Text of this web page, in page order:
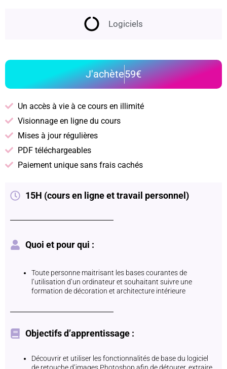
Logiciels
J'achète59€
Un accès à vie à ce cours en illimité
Visionnage en ligne du cours
Mises à jour régulières
PDF téléchargeables
Paiement unique sans frais cachés
15H (cours en ligne et travail personnel)
Quoi et pour qui :
Toute personne maitrisant les bases courantes de
l’utilisation d’un ordinateur et souhaitant suivre une
formation de décoration et architecture intérieure
Objectifs d’apprentissage :
Découvrir et utiliser les fonctionnalités de base du logiciel